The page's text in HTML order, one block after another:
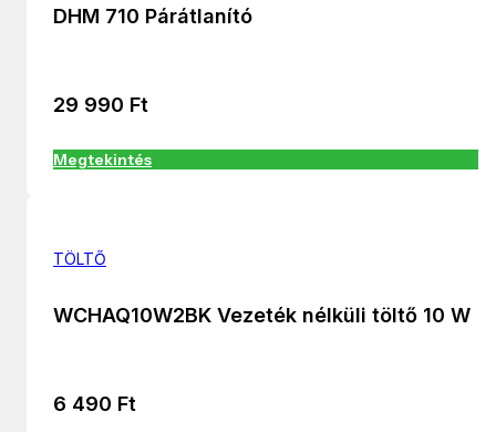
DHM 710 Párátlanító
29 990 Ft
Megtekintés
TÖLTŐ
WCHAQ10W2BK Vezeték nélküli töltő 10 W
6 490 Ft